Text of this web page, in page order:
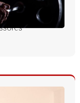
perfeita e